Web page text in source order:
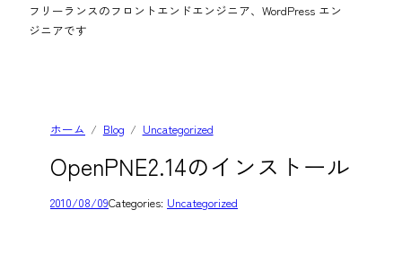
フリーランスのフロントエンドエンジニア、WordPress エン
ジニアです
ホーム Blog Uncategorized
OpenPNE2.14のインストール
2010/08/09Categories: Uncategorized